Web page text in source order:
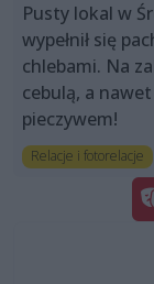
Pusty lokal w
wypełnił się
chlebami. Na
cebulą, a
pieczywem!
Relacje i fotorelacje